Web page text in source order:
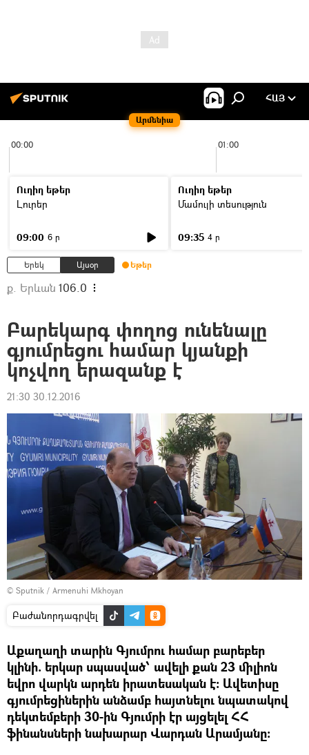
Արմենիա
ՀԱՅ
00:00 01:00
Ուղիղ եթեր
Լուրեր
09:00 6 ր
Ուղիղ եթեր
Մամուլի տեսություն
09:35 4 ր
Երեկ Այսօր Եթեր
ք. Երևան 106.0
Բարեկարգ փողոց ունենալը
գյումրեցու համար կյանքի
կոչվող երազանք է
21:30 30.12.2016
© Sputnik / Armenuhi Mkhoyan
Բաժանորդագրվել
Աքաղաղի տարին Գյումրու համար բարեբեր
կլինի. երկար սպասված՝ ավելի քան 23 միլիոն
եվրո վարկն արդեն իրատեսական է: Ավետիսը
գյումրեցիներին անձամբ հայտնելու նպատակով
դեկտեմբերի 30-ին Գյումրի էր այցելել ՀՀ
ֆինանսների նախարար Վարդան Արամյանը: